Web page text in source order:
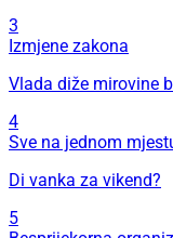
3
Izmjene zakona
Vlada diže mirovine
4
Sve na jednom
Di vanka za vikend?
5